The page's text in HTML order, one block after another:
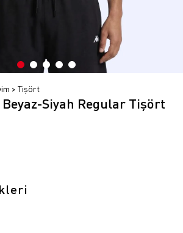
Tişört
Siyah Regular Tişört